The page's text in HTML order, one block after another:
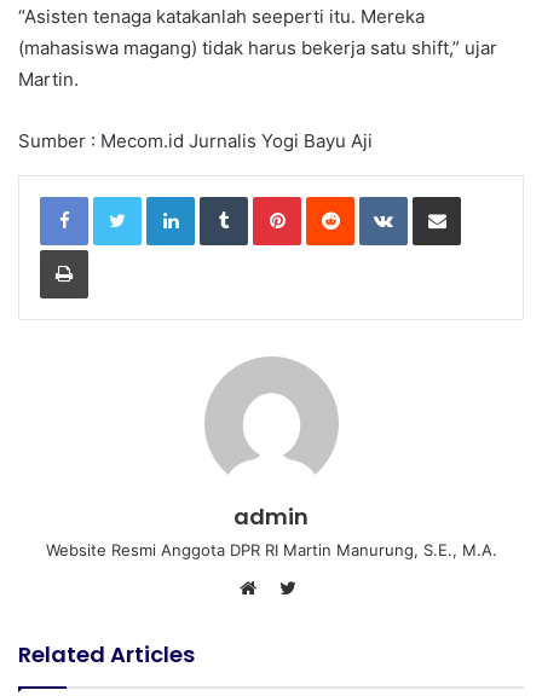
“Asisten tenaga katakanlah seeperti itu. Mereka
(mahasiswa magang) tidak harus bekerja satu shift,” ujar
Martin.
Sumber : Mecom.id Jurnalis Yogi Bayu Aji
LinkedIn Tumblr Pinterest Reddit VKontakte
Print
admin
Website Resmi Anggota DPR RI Martin Manurung, S.E., M.A.
Related Articles